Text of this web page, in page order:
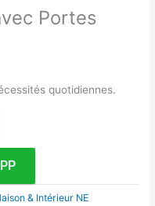
Portes
quotidiennes.
& Intérieur NE